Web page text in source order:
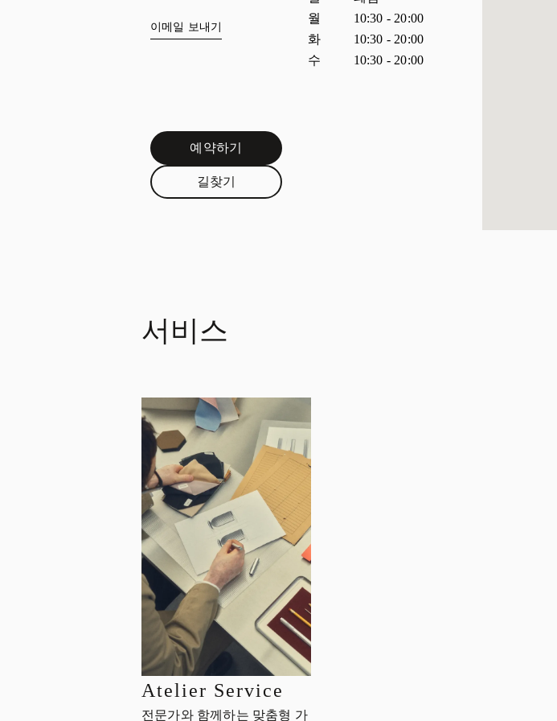
이메일 보내기
예약하기Link Opens in New Tab
길찾기Link Opens in New Tab
월
10:30 - 20:00
화
10:30 - 20:00
수
10:30 - 20:00
서비스
Atelier Service
전문가와 함께하는 맞춤형 가